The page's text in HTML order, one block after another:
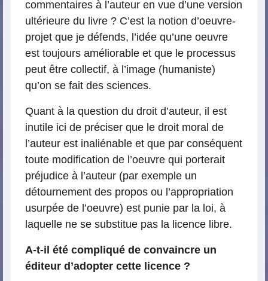
commentaires à l’auteur en vue d’une version
ultérieure du livre ? C’est la notion d’oeuvre-
projet que je défends, l’idée qu’une oeuvre
est toujours améliorable et que le processus
peut être collectif, à l’image (humaniste)
qu’on se fait des sciences.
Quant à la question du droit d’auteur, il est
inutile ici de préciser que le droit moral de
l’auteur est inaliénable et que par conséquent
toute modification de l’oeuvre qui porterait
préjudice à l’auteur (par exemple un
détournement des propos ou l’appropriation
usurpée de l’oeuvre) est punie par la loi, à
laquelle ne se substitue pas la licence libre.
A-t-il été compliqué de convaincre un
éditeur d’adopter cette licence ?